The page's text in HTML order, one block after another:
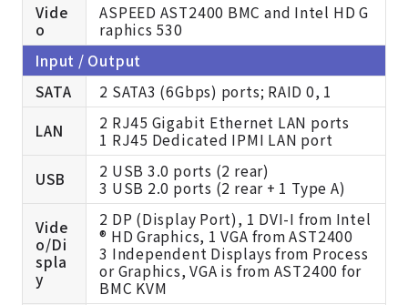
Vide
o
ASPEED AST2400 BMC and Intel HD G
raphics 530
Input / Output
SATA
2 SATA3 (6Gbps) ports; RAID 0, 1
LAN
2 RJ45 Gigabit Ethernet LAN ports
1 RJ45 Dedicated IPMI LAN port
USB
2 USB 3.0 ports (2 rear)
3 USB 2.0 ports (2 rear + 1 Type A)
Vide
o/Di
spla
y
2 DP (Display Port), 1 DVI-I from Intel
® HD Graphics, 1 VGA from AST2400
3 Independent Displays from Process
or Graphics, VGA is from AST2400 for
BMC KVM